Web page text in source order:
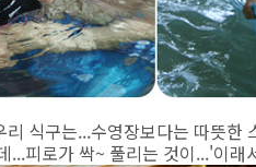
식구는...수영장보다는 따뜻한
...피로가 싹~ 풀리는 것이...'이래